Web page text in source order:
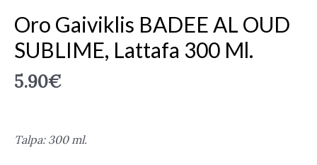
Oro Gaiviklis BADEE AL OUD
SUBLIME, Lattafa 300 Ml.
5.90€
Talpa: 300 ml.